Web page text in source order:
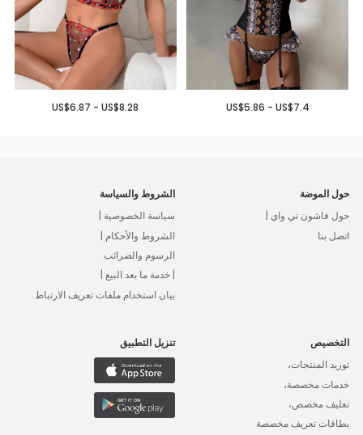
US$5.86 - US$7.4
US$6.87 - US$8.28
حول الموضة
حول فاشون تي واي |
اتصل بنا
الشروط والسياسة
سياسة الخصوصية |
الشروط والأحكام |
الرسوم والضرائب
| خدمة ما بعد البيع |
بيان استخدام ملفات تعريف الارتباط
التخصيص
توريد المنتجات،
خدمات مخصصة،
تغليف مخصص،
بطاقات تعريف مخصصة
تنزيل التطبيق